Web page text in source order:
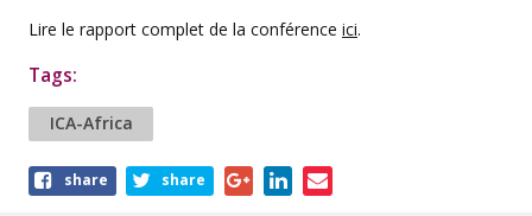
Lire le rapport complet de la conférence ici.
Tags:
ICA-Africa
Shareshare share